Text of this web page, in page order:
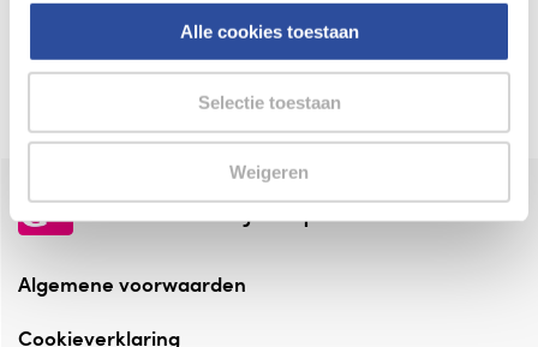
Alle cookies toestaan
Selectie toestaan
Weigeren
Altijd onze folder bij de hand
Check onze folders ⁠bij AlleFolders.
de vriendelijke specialist
Algemene voorwaarden
Cookieverklaring